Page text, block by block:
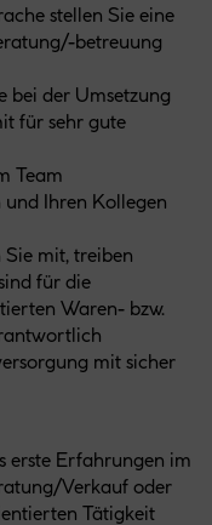
stellen Sie eine
betreuung
bei der Umsetzung
für sehr gute
Team
und Ihren Kollegen
Sie mit, treiben
für die
Waren- bzw.
mit sicher
erste Erfahrungen im
Verkauf oder
Tätigkeit